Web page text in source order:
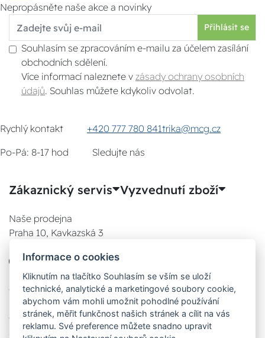
Nepropásněte naše akce a novinky
Přihlásit se
Souhlasím se zpracováním e-mailu za účelem zasílání
obchodních sdělení.
Více informací naleznete v zásady ochrany osobních
údajů . Souhlas můžete kdykoliv odvolat.
Rychlý kontakt +420 777 780 841trika@mcg.cz
Po-Pá: 8-17 hod
Sledujte nás
Zákaznický servis Vyzvednutí zboží
Naše prodejna
Praha 10, Kavkazská 3
777 780 841
08:00 - 17:00
08:00 - 17:00
Informace o cookies
Kliknutím na tlačítko Souhlasím se vším se uloží
technické, analytické a marketingové soubory cookie,
abychom vám mohli umožnit pohodlné používání
stránek, měřit funkčnost našich stránek a cílit na vás
reklamu. Své preference můžete snadno upravit